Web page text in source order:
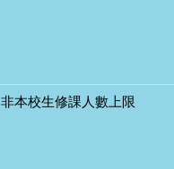
非本校生修課人數上限